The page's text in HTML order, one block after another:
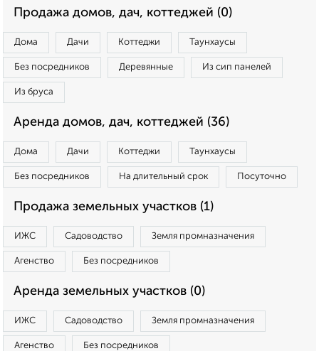
Продажа домов, дач, коттеджей (0)
Дома Дачи Коттеджи Таунхаусы
Без посредников Деревянные Из сип панелей
Из бруса
Аренда домов, дач, коттеджей (36)
Дома Дачи Коттеджи Таунхаусы
Без посредников На длительный срок Посуточно
Продажа земельных участков (1)
ИЖС Садоводство Земля промназначения
Агенство Без посредников
Аренда земельных участков (0)
ИЖС Садоводство Земля промназначения
Агенство Без посредников